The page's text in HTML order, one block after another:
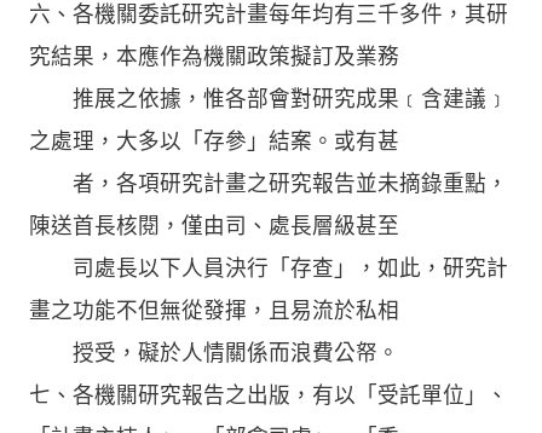
六、各機關委託研究計畫每年均有三千多件，其研
究結果，本應作為機關政策擬訂及業務
推展之依據，惟各部會對研究成果﹝含建議﹞
之處理，大多以「存參」結案。或有甚
者，各項研究計畫之研究報告並未摘錄重點，
陳送首長核閱，僅由司、處長層級甚至
司處長以下人員決行「存查」，如此，研究計
畫之功能不但無從發揮，且易流於私相
授受，礙於人情關係而浪費公帑。
七、各機關研究報告之出版，有以「受託單位」、